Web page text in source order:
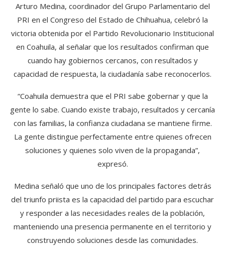
Arturo Medina, coordinador del Grupo Parlamentario del
PRI en el Congreso del Estado de Chihuahua, celebró la
victoria obtenida por el Partido Revolucionario Institucional
en Coahuila, al señalar que los resultados confirman que
cuando hay gobiernos cercanos, con resultados y
capacidad de respuesta, la ciudadanía sabe reconocerlos.
“Coahuila demuestra que el PRI sabe gobernar y que la
gente lo sabe. Cuando existe trabajo, resultados y cercanía
con las familias, la confianza ciudadana se mantiene firme.
La gente distingue perfectamente entre quienes ofrecen
soluciones y quienes solo viven de la propaganda”,
expresó.
Medina señaló que uno de los principales factores detrás
del triunfo priista es la capacidad del partido para escuchar
y responder a las necesidades reales de la población,
manteniendo una presencia permanente en el territorio y
construyendo soluciones desde las comunidades.